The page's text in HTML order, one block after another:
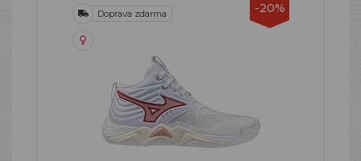
-20%
Doprava zdarma